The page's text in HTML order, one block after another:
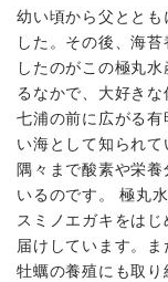
幼い頃から父とと
した。その後、海
したのがこの極丸
るなかで、大好き
七浦の前に広がる
い海として知られ
隅々まで酸素や栄
いるのです。 極丸
スミノエガキをは
届けしています。
牡蠣の養殖にも取